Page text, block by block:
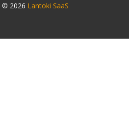
© 2026 Lantoki SaaS